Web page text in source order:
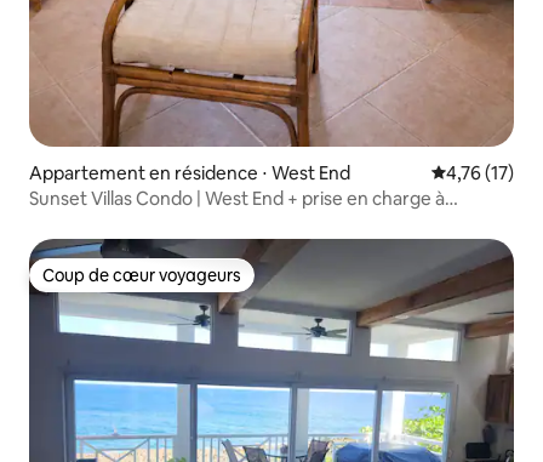
Appartement en résidence ⋅ West End Évaluation
4,76 (17)
Sunset Villas Condo | West End + prise en charge à
Coup de cœur voyageurs
Coup de cœur voyageurs